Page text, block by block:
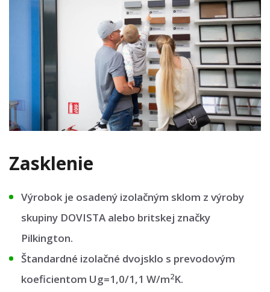
Zasklenie
Výrobok je osadený izolačným sklom z výroby
skupiny DOVISTA alebo britskej značky
Pilkington.
Štandardné izolačné dvojsklo s prevodovým
koeficientom Ug=1,0/1,1 W/m2K.